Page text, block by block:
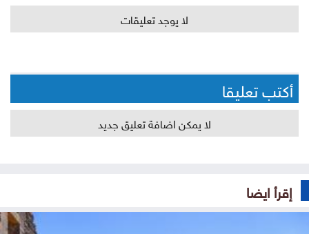
لا يوجد تعليقات
أكتب تعليقا
لا يمكن اضافة تعليق جديد
إقرأ ايضا